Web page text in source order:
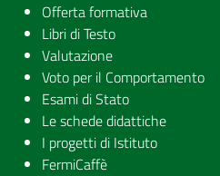
Offerta formativa
Libri di Testo
Valutazione
Voto per il Comportamento
Esami di Stato
Le schede didattiche
I progetti di Istituto
FermiCaffè